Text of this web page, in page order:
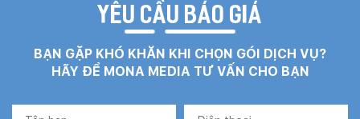
YÊU CẦU BÁO GIÁ
BẠN GẶP KHÓ KHĂN KHI CHỌN GÓI DỊCH VỤ?
HÃY ĐỂ MONA MEDIA TƯ VẤN CHO BẠN